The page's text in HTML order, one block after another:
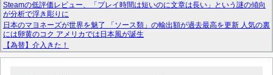
Steamの低評価レビュー、「プレイ時間は短いのに文章は長い」という謎の傾向
が分析で浮き彫りに
日本のマヨネーズが世界を魅了 「ソース類」の輸出額が過去最高を更新 人気の裏
には卵黄のコク アメリカでは日本風が誕生
【為替】介入きた！
マーベル帝国、まさかの反省！？『サンダーボルツ』の高評価は本物か？ディズ